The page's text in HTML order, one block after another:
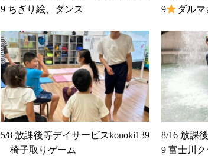
9 ちぎり絵、ダンス
9
ダル
5/8 放課後等デイサービスkonoki139
椅子取りゲーム
8/16 放課
9 富士川